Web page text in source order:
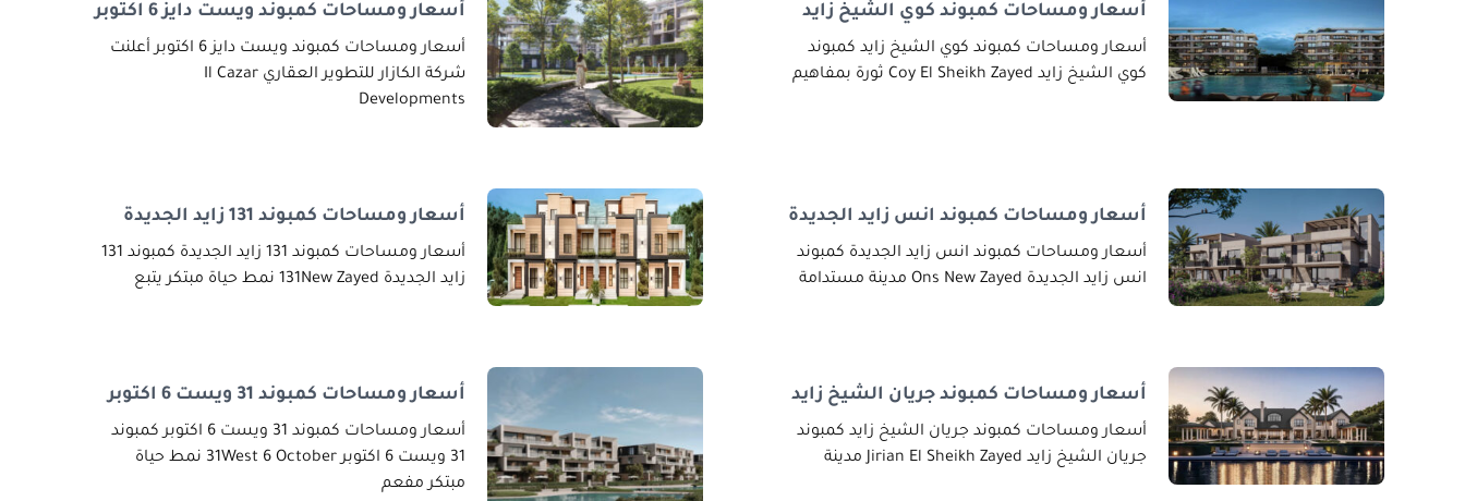
أسعار ومساحات كمبوند كوي الشيخ زايد
أسعار ومساحات كمبوند كوي الشيخ زايد كمبوند
كوي الشيخ زايد Coy El Sheikh Zayed ثورة بمفاهيم
أسعار ومساحات كمبوند ويست دايز 6 اكتوبر
أسعار ومساحات كمبوند ويست دايز 6 اكتوبر أعلنت
شركة الكازار للتطوير العقاري Il Cazar
Developments
أسعار ومساحات كمبوند انس زايد الجديدة
أسعار ومساحات كمبوند انس زايد الجديدة كمبوند
انس زايد الجديدة Ons New Zayed مدينة مستدامة
أسعار ومساحات كمبوند 131 زايد الجديدة
أسعار ومساحات كمبوند 131 زايد الجديدة كمبوند 131
زايد الجديدة 131New Zayed نمط حياة مبتكر يتبع
أسعار ومساحات كمبوند جريان الشيخ زايد
أسعار ومساحات كمبوند جريان الشيخ زايد كمبوند
جريان الشيخ زايد Jirian El Sheikh Zayed مدينة
أسعار ومساحات كمبوند 31 ويست 6 اكتوبر
أسعار ومساحات كمبوند 31 ويست 6 اكتوبر كمبوند
31 ويست 6 اكتوبر 31West 6 October نمط حياة
مبتكر مفعم